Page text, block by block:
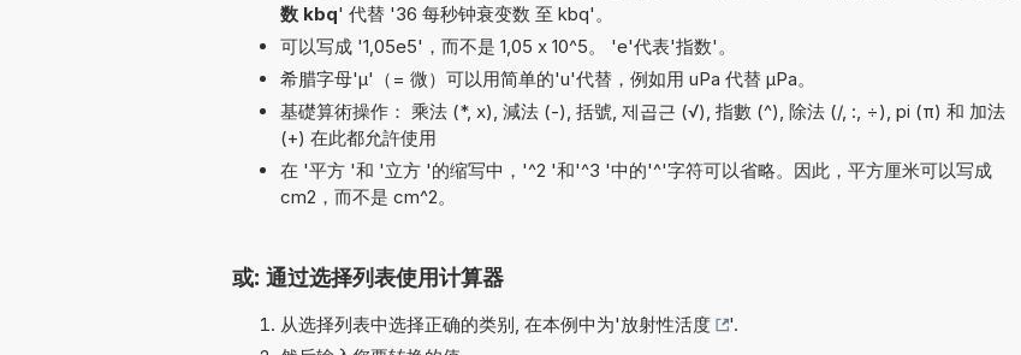
数 kbq' 代替 '36 每秒钟衰变数 至 kbq'。
可以写成 '1,05e5'，而不是 1,05 x 10^5。 'e'代表'指数'。
希腊字母'µ'（= 微）可以用简单的'u'代替，例如用 uPa 代替 µPa。
基礎算術操作： 乘法 (*, x), 減法 (-), 括號, 제곱근 (√), 指數 (^), 除法 (/, :, ÷), pi (π) 和 加法
(+) 在此都允許使用
在 '平方 '和 '立方 '的缩写中，'^2 '和'^3 '中的'^'字符可以省略。因此，平方厘米可以写成
cm2，而不是 cm^2。
或: 通过选择列表使用计算器
从选择列表中选择正确的类别, 在本例中为'放射性活度
'.